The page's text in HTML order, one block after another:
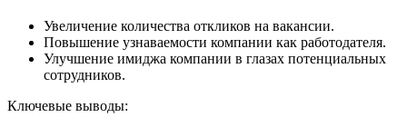
Увеличение количества откликов на вакансии.
Повышение узнаваемости компании как работодателя.
Улучшение имиджа компании в глазах потенциальных
сотрудников.
Ключевые выводы: